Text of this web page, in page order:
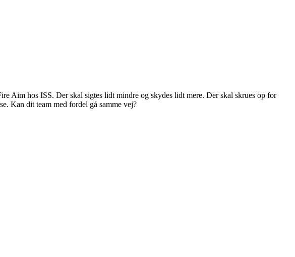
Aim hos ISS. Der skal sigtes lidt mindre og skydes lidt mere. Der skal skrues op for
Kan dit team med fordel gå samme vej?